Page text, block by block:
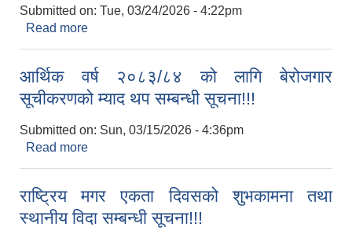
Submitted on: Tue, 03/24/2026 - 4:22pm
Read more
आर्थिक वर्ष २०८३/८४ को लागि बेरोजगार
सूचीकरणको म्याद थप सम्बन्धी सूचना!!!
Submitted on: Sun, 03/15/2026 - 4:36pm
Read more
राष्ट्रिय मगर एकता दिवसको शुभकामना तथा
स्थानीय विदा सम्बन्धी सूचना!!!